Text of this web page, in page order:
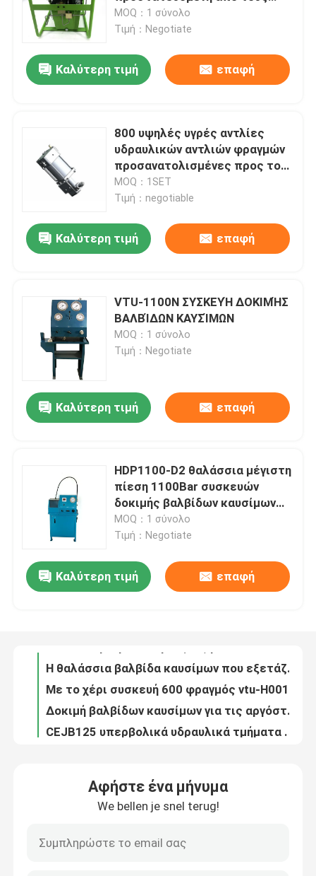
Προϊόντα
Έλεγχος ποιότητας
Ειδήσεις
Ζητήστε μια προσφορά
κραδασμούς
MOQ：1 σύνολο
Τιμή：Negotiate
Καλύτερη τιμή επαφή
800 υψηλές υγρές αντλίες
υδραυλικών αντλιών φραγμών
προσανατολισμένες προς τον
αέρα πνευματικές
τροφοδοτημένες
MOQ：1SET
Τιμή：negotiable
Καλύτερη τιμή επαφή
VTU-1100N ΣΥΣΚΕΥΉ ΔΟΚΙΜΉΣ
ΒΑΛΒΊΔΩΝ ΚΑΥΣΊΜΩΝ
MOQ：1 σύνολο
Τιμή：Negotiate
Καλύτερη τιμή επαφή
HDP1100-D2 θαλάσσια μέγιστη
πίεση 1100Bar συσκευών
δοκιμής βαλβίδων καυσίμων
100Kg
MOQ：1 σύνολο
Τιμή：Negotiate
Καλύτερη τιμή επαφή
200Nm αεροκίνητο ροπής εργαλείο δύναμης γαλλικών κλειδιών χρησιμοποιημένο χέρι και για τη σκλήρυνση και Uns
Αφήστε ένα μήνυμα
We bellen je snel terug!